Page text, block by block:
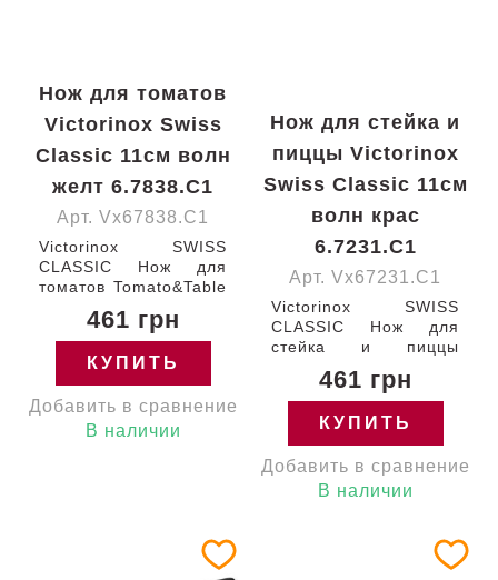
Нож для томатов
Victorinox Swiss
Classic 11см волн
желт 6.7838.C1
Арт. Vx67838.C1
Victorinox SWISS
CLASSIC Нож для
томатов Tomato&Table
закругленный кончик /
серрейторное / с
желтой ручкой (BP)
111-11-w Швейцария
6.7838.C1 Гарантия:
пожизненная
461 грн
КУПИТЬ
Добавить в сравнение
В наличии
Нож для стейка и
пиццы Victorinox
Swiss Classic 11см
волн крас
6.7231.C1
Арт. Vx67231.C1
Victorinox SWISS
CLASSIC Нож для
стейка и пиццы
лезвием 11 см /
кончик вверх /
серрейторное / с
красной ручкой (BP)
120-11-w Швейцария
6.7231.C1 Гарантия:
461 грн
КУПИТЬ
Добавить в сравнение
В наличии